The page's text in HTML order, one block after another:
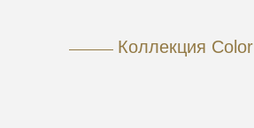
Коллекция Color